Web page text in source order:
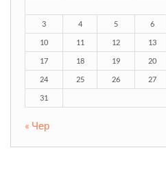
3 4 5 6
10 11 12 13
17 18 19 20
24 25 26 27
31
« Чер